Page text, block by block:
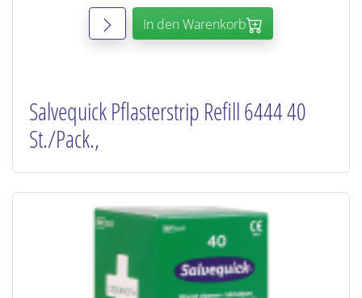
In den Warenkorb
Salvequick Pflasterstrip Refill 6444 40
St./Pack.,